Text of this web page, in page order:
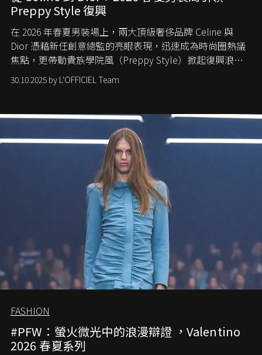
Preppy Style 復興
在 2026 年春夏男裝場上，兩大頂級奢侈品牌 Celine 與
Dior 憑藉新任創意總監的亮眼表現，迅速成為時尚圈熱議
焦點，更帶動貴族學院風（Preppy Style）掀起復興浪
潮，讓這股經典風格再度回到大眾視線。
30.10.2025 by L'OFFICIEL Team
FASHION
#PFW：螢火微光中的浪漫辯證 ，Valentino
2026 春夏系列